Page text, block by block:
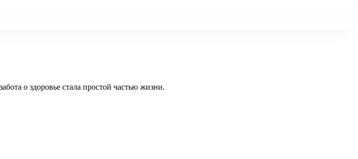
о здоровье стала простой частью жизни.